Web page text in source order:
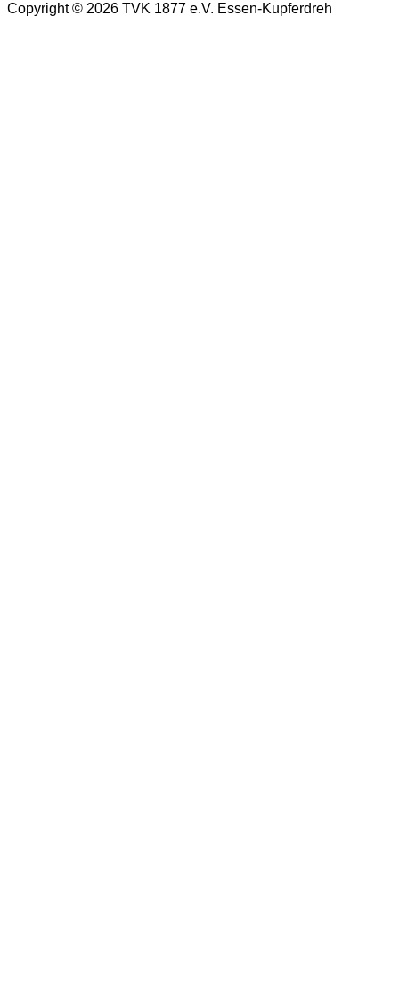
Copyright © 2026 TVK 1877 e.V. Essen-Kupferdreh